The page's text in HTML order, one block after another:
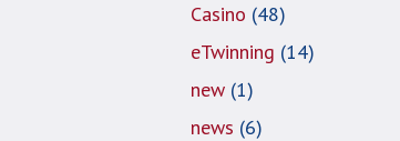
Casino (48)
eTwinning (14)
new(1)
news (6)